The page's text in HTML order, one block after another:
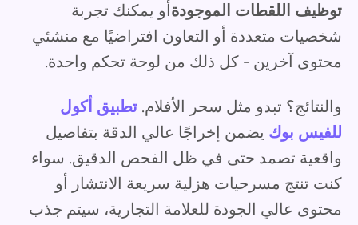
توظيف اللقطات الموجودةأو يمكنك تجربة
شخصيات متعددة أو التعاون افتراضيًا مع منشئي
محتوى آخرين - كل ذلك من لوحة تحكم واحدة.
والنتائج؟ تبدو مثل سحر الأفلام. تطبيق أكول
للفيس بوك يضمن إخراجًا عالي الدقة بتفاصيل
واقعية تصمد حتى في ظل الفحص الدقيق. سواء
كنت تنتج مسرحيات هزلية سريعة الانتشار أو
محتوى عالي الجودة للعلامة التجارية، سيتم جذب